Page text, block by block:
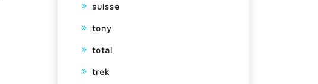
suisse
tony
total
trek